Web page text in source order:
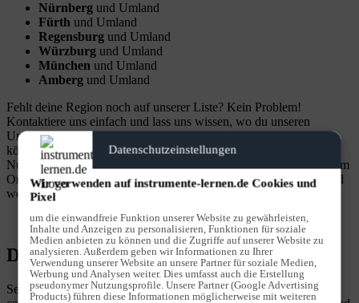
Nürnberg und Umland
Fürth und Umland
Regensburg und Umland
Würzburg und Umland
München und Umland
Amberg und Umland
Fehlt deine Region noch auf unserer Liste? Kein Problem!
Kontaktiere uns einfach und lass uns wissen, wo du unseren
Unterricht brauchst. Wir erweitern ständig unser Angebot und
könnten schon bald auch bei dir vor Ort sein. Oder noch besser:
Nutze unseren Live-Online-Unterricht und lerne bequem von jedem
Ort der Welt aus. Erlebe flexibles, hochwertiges Lernen, wann und
wo du willst.
Details zum Instrument Gitarre
Seien wir mal ehrlich – Gitarre spielen ist nicht nur unglaublich
Datenschutzeinstellungen
Wir verwenden auf instrumente-lernen.de Cookies und
Pixel
um die einwandfreie Funktion unserer Website zu gewährleisten,
Inhalte und Anzeigen zu personalisieren, Funktionen für soziale
Medien anbieten zu können und die Zugriffe auf unserer Website zu
analysieren. Außerdem geben wir Informationen zu Ihrer
Verwendung unserer Website an unsere Partner für soziale Medien,
Werbung und Analysen weiter. Dies umfasst auch die Erstellung
pseudonymer Nutzungsprofile. Unsere Partner (Google Advertising
Products) führen diese Informationen möglicherweise mit weiteren